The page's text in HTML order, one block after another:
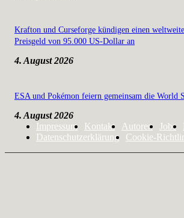
Krafton und Curseforge kündigen einen
Preisgeld von 95.000 US-Dollar an
4. August 2026
ESA und Pokémon feiern gemeinsam die World
4. August 2026
Impressum
Kontakt Autoren Jobs
Datenschutzerklärung
Cookie-